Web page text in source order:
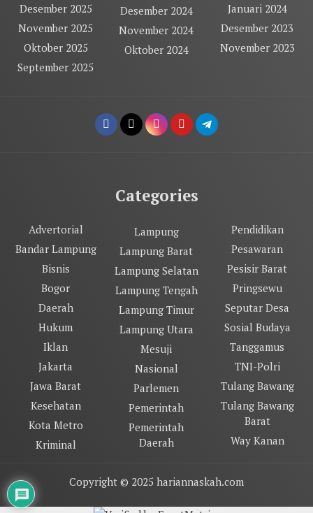
Desember 2025
November 2025
Oktober 2025
September 2025
Desember 2024
November 2024
Oktober 2024
Januari 2024
Desember 2023
November 2023
Categories
Advertorial
Bandar Lampung
Bisnis
Bogor
Daerah
Hukum
Iklan
Jakarta
Jawa Barat
Kesehatan
Kota Metro
Kriminal
Lampung
Lampung Barat
Lampung Selatan
Lampung Tengah
Lampung Timur
Lampung Utara
Mesuji
Nasional
Parlemen
Pemerintah
Pemerintah
Daerah
Pendidikan
Pesawaran
Pesisir Barat
Pringsewu
Seputar Desa
Sosial Budaya
Tanggamus
TNI-Polri
Tulang Bawang
Tulang Bawang
Barat
Way Kanan
Copyright © 2025 hariannaskah.com